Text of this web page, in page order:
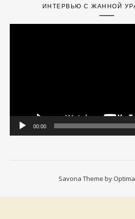
ИНТЕРВЬЮ С ЖАННОЙ
00:00
Savona Theme by